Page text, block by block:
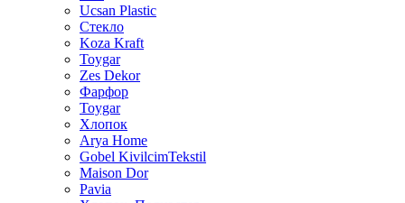
Ucsan Plastic
Стекло
Koza Kraft
Toygar
Zes Dekor
Фарфор
Toygar
Хлопок
Arya Home
Gobel KivilcimTekstil
Maison Dor
Pavia